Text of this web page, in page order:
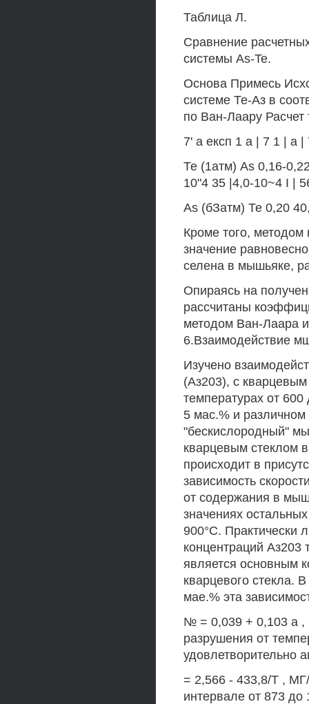
Таблица Л.
Сравнение
системы As-Te.
Основа Примесь
системе Те-Аз в
по Ван-Лаару
7' а експ 1 а | 7 1 | а |
Те (1атм) As 0,16-
10"4 35 |4,0-10~4 I |
As (бЗатм) Те 0,20
Кроме того, методом
значение
селена в мышьяке,
Опираясь на
рассчитаны
методом Ван-Лаара
6.Взаимодействие
Изучено
(Аз203), с
температурах от
5 мас.% и различном
"бескислородный"
кварцевым стеклом
происходит в
зависимость
от содержания в
значениях
900°С. Практически
концентраций Аз203
является основным
кварцевого стекла.
мае.% эта
№ = 0,039 + 0,103 а ,
разрушения от
удовлетворительно
= 2,566 - 433,8/Т ,
интервале от 873